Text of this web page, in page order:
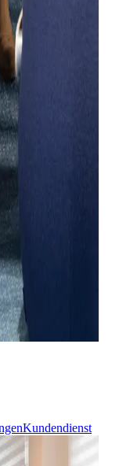
Kundendienst